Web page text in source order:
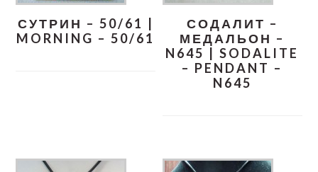
СУТРИН – 50/61 |
MORNING – 50/61
СОДАЛИТ –
МЕДАЛЬОН –
N645 | SODALITE
– PENDANT –
N645